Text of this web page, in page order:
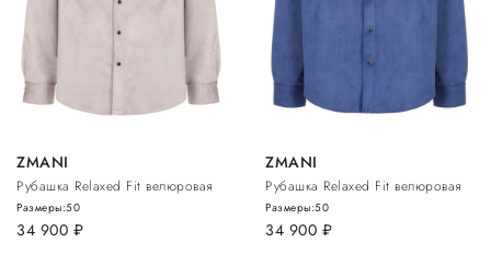
ZMANI
Рубашка Relaxed Fit велюровая
34 900 руб.
Размеры:50
ZMANI
Рубашка Relaxed Fit велюровая
34 900 руб.
Размеры:50